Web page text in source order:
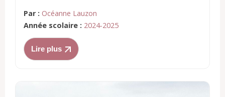
Par : Océanne Lauzon
Année scolaire : 2024-2025
Lire plus